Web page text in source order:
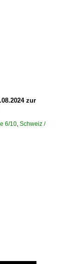
zur
6/10, Schweiz /